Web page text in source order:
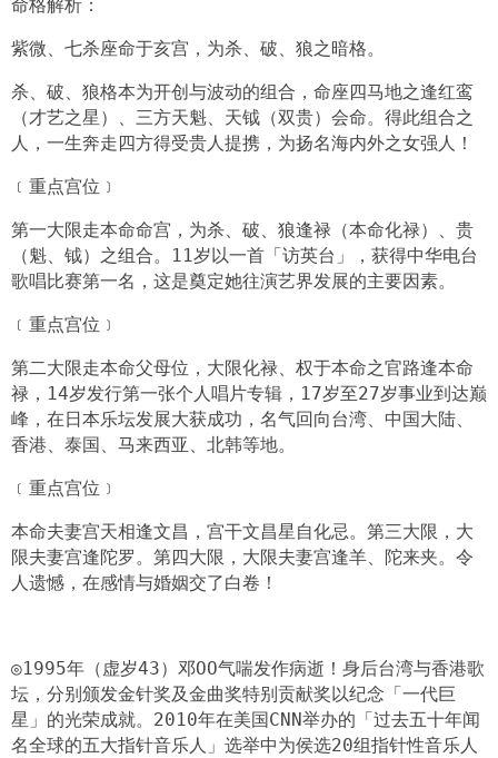
命格解析：
紫微、七杀座命于亥宫，为杀、破、狼之暗格。
杀、破、狼格本为开创与波动的组合，命座四马地之逢红鸾
（才艺之星）、三方天魁、天钺（双贵）会命。得此组合之
人，一生奔走四方得受贵人提携，为扬名海内外之女强人！
﹝重点宫位﹞
第一大限走本命命宫，为杀、破、狼逢禄（本命化禄）、贵
（魁、钺）之组合。11岁以一首「访英台」，获得中华电台
歌唱比赛第一名，这是奠定她往演艺界发展的主要因素。
﹝重点宫位﹞
第二大限走本命父母位，大限化禄、权于本命之官路逢本命
禄，14岁发行第一张个人唱片专辑，17岁至27岁事业到达巅
峰，在日本乐坛发展大获成功，名气回向台湾、中国大陆、
香港、泰国、马来西亚、北韩等地。
﹝重点宫位﹞
本命夫妻宫天相逢文昌，宫干文昌星自化忌。第三大限，大
限夫妻宫逢陀罗。第四大限，大限夫妻宫逢羊、陀来夹。令
人遗憾，在感情与婚姻交了白卷！
◎1995年（虚岁43）邓OO气喘发作病逝！身后台湾与香港歌
坛，分别颁发金针奖及金曲奖特别贡献奖以纪念「一代巨
星」的光荣成就。2010年在美国CNN举办的「过去五十年闻
名全球的五大指针音乐人」选举中为侯选20组指针性音乐人